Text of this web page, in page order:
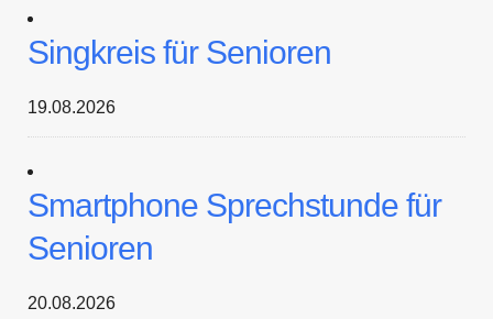
Singkreis für Senioren
19.08.2026
Smartphone Sprechstunde für
Senioren
20.08.2026